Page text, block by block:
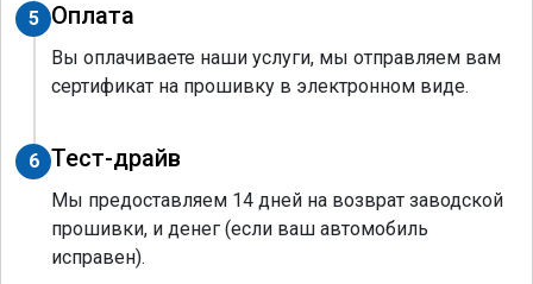
5 Оплата
Вы оплачиваете наши услуги, мы отправляем вам
сертификат на прошивку в электронном виде.
6 Тест-драйв
Мы предоставляем 14 дней на возврат заводской
прошивки, и денег (если ваш автомобиль
исправен).